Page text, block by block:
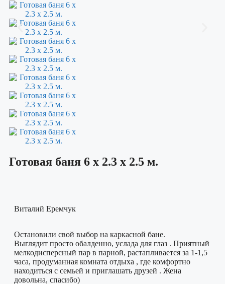
Готовая баня 6 х 2.3 х 2.5 м.
Виталий Еремчук
Остановили свой выбор на каркасной бане.
Выглядит просто обалденно, услада для глаз . Приятный
мелкодисперсный пар в парной, растапливается за 1-1,5
часа, продуманная комната отдыха , где комфортно
находиться с семьей и приглашать друзей . Жена
довольна, спасибо)